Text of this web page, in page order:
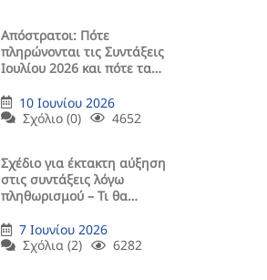
Aπόστρατοι: Πότε
πληρώνονται τις Συντάξεις
Ιουλίου 2026 και πότε τα
10 Ιουνίου 2026
Σχόλιο (0)
4652
Σχέδιο για έκτακτη αύξηση
στις συντάξεις λόγω
πληθωρισμού – Τι θα
7 Ιουνίου 2026
Σχόλια (2)
6282